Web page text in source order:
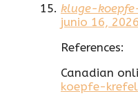
kluge-
junio 16,
References:
Canadian
koepfe-